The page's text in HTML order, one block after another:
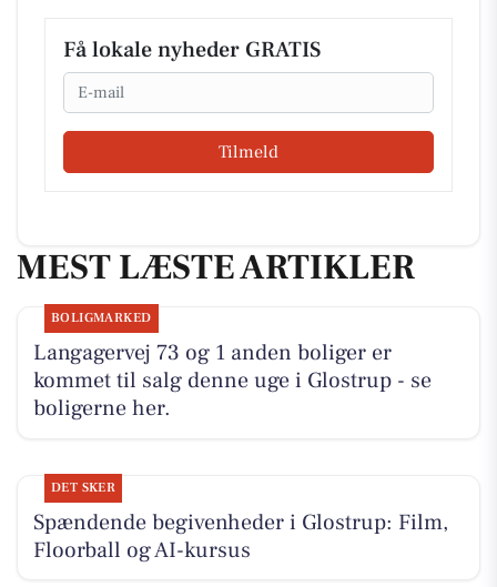
Få lokale nyheder GRATIS
Email
Tilmeld
MEST LÆSTE ARTIKLER
BOLIGMARKED
Langagervej 73 og 1 anden boliger er
kommet til salg denne uge i Glostrup - se
boligerne her.
DET SKER
Spændende begivenheder i Glostrup: Film,
Floorball og AI-kursus